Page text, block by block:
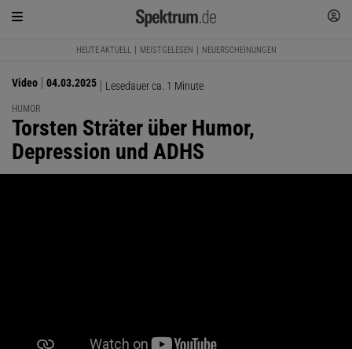
HEUTE AKTUELL MEISTGELESEN NEUERSCHEINUNGEN
Video 04.03.2025 Lesedauer ca. 1 Minute
HUMOR
:
Torsten Sträter über Humor,
Depression und ADHS